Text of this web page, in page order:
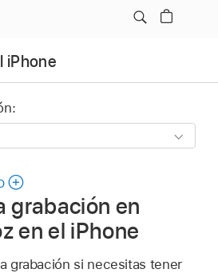
iPhone
grabación en
en el iPhone
grabación si necesitas tener